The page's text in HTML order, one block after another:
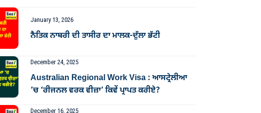
January 13, 2026
ਨੈਤਿਕ ਨਾਬਰੀ ਦੀ ਤਾਸੀਰ ਦਾ ਮਾਲਕ-ਦੁੱਲਾ ਭੱਟੀ
December 24, 2025
Australian Regional Work Visa : ਆਸਟ੍ਰੇਲੀਆ
’ਚ ‘ਰੀਜਨਲ ਵਰਕ ਵੀਜ਼ਾ’ ਕਿਵੇਂ ਪ੍ਰਾਪਤ ਕਰੀਏ?
December 16, 2025